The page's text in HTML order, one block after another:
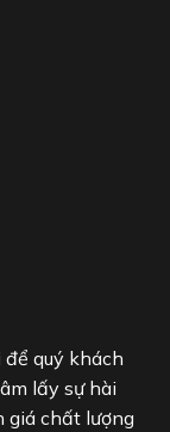
quý khách
lấy sự hài
giá chất lượng